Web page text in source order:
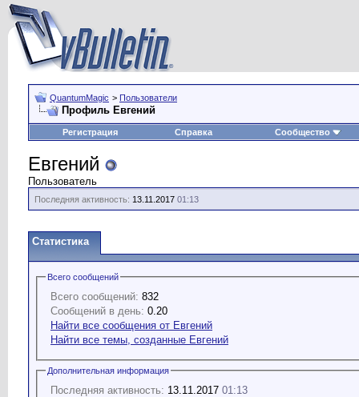
QuantumMagic > Пользователи
Профиль Евгений
Регистрация Справка Сообщество
Евгений
Пользователь
Последняя активность: 13.11.2017 01:13
Статистика
Всего сообщений
Всего сообщений: 832
Сообщений в день: 0.20
Найти все сообщения от Евгений
Найти все темы, созданные Евгений
Дополнительная информация
Последняя активность: 13.11.2017 01:13